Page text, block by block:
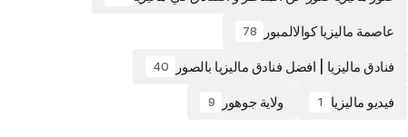
عاصمة ماليزيا كوالالمبور 78
فنادق ماليزيا | افضل فنادق ماليزيا بالصور 40
فيديو ماليزيا 1 ولاية جوهور 9